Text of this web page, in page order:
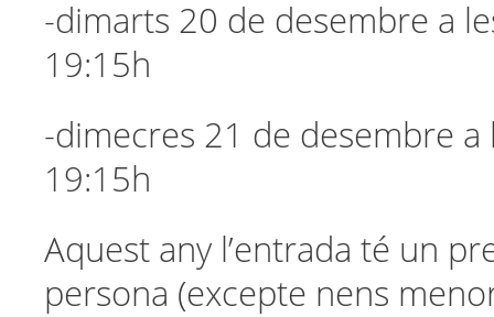
-dimarts 20 de desembre a
19:15h
-dimecres 21 de desembre a
19:15h
Aquest any l’entrada té un
persona (excepte nens